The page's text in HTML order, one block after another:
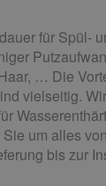
für Spül-
… Die
vielseitig.
um alles
bis zur